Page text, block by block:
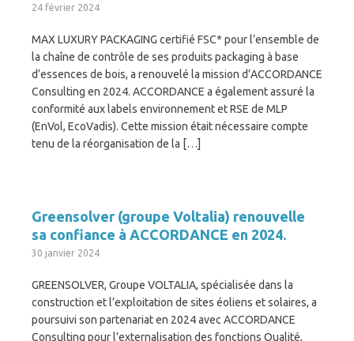
24 février 2024
MAX LUXURY PACKAGING certifié FSC* pour l’ensemble de
la chaîne de contrôle de ses produits packaging à base
d’essences de bois, a renouvelé la mission d’ACCORDANCE
Consulting en 2024. ACCORDANCE a également assuré la
conformité aux labels environnement et RSE de MLP
(EnVol, EcoVadis). Cette mission était nécessaire compte
tenu de la réorganisation de la […]
Greensolver (groupe Voltalia) renouvelle
sa confiance à ACCORDANCE en 2024.
30 janvier 2024
GREENSOLVER, Groupe VOLTALIA, spécialisée dans la
construction et l’exploitation de sites éoliens et solaires, a
poursuivi son partenariat en 2024 avec ACCORDANCE
Consulting pour l’externalisation des fonctions Qualité,